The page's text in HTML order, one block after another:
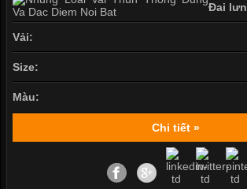
Đai
Vải:
Size:
Màu:
Chi tiết »